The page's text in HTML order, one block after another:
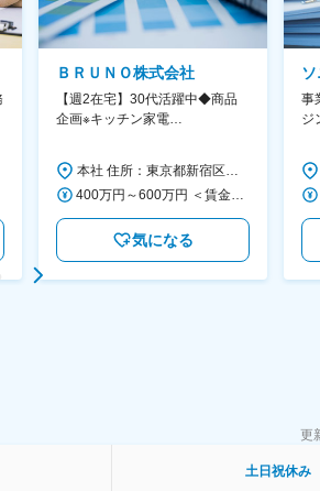
ＢＲＵＮＯ株式会社
【週2在宅】30代活躍中◆商品
企画※キッチン家電
画～調達／働き方◎
本社 住所：東京都新宿区西新宿6丁目22-1 新宿スクエアタワー B1階 勤務地最寄駅：東京メトロ丸ノ内線／西新宿駅 受動喫煙対策：屋内全面禁煙 変更の範囲：会社の定める事業所（リモートワーク含む）
400万円～600万円 ＜賃金形態＞ 月給制 経験・能力を考慮の上、優遇いたします。 ＜賃金内訳＞ 月額（基本給）：300,000円～450,000円 ＜月給＞ 300,000円～450,000円 ＜昇給有無＞ 有 ＜残業手当＞ 有 ＜給与補足＞ ・賞与実績：年2回 ・昇給：年1回 ※半年毎に評価を行い、評価が高ければ年齢に関係なく昇給・昇格していきます。創造性の高い人・新しいことにチャレンジした人が高い評価を得られます。 賃金はあくまでも目安の金額であり、選考を通じて上下する可能性があります。 月給(月額)は固定手当を含めた表記です。
気になる
事
ジ
更
土日祝休み